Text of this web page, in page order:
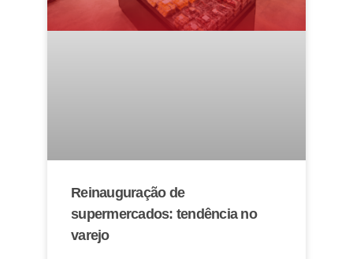
Reinauguração de
supermercados: tendência no
varejo